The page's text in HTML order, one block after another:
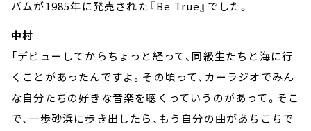
バムが1985年に発売された『Be True』でした。
中村
「デビューしてからちょっと経って、同級生たちと海に行
くことがあったんですよ。その頃って、カーラジオでみん
な自分たちの好きな音楽を聴くっていうのがあって。そこ
で、一歩砂浜に歩き出したら、もう自分の曲があちこちで